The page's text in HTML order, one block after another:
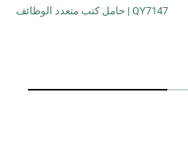
QY7147 | حامل كتب متعدد الوظائف